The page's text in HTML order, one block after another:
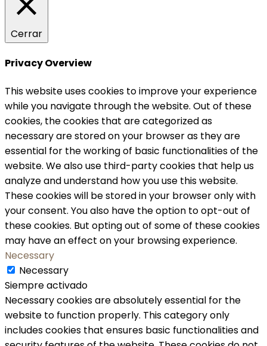
Cerrar
Privacy Overview
This website uses cookies to improve your experience
while you navigate through the website. Out of these
cookies, the cookies that are categorized as
necessary are stored on your browser as they are
essential for the working of basic functionalities of the
website. We also use third-party cookies that help us
analyze and understand how you use this website.
These cookies will be stored in your browser only with
your consent. You also have the option to opt-out of
these cookies. But opting out of some of these cookies
may have an effect on your browsing experience.
Necessary
Necessary
Siempre activado
Necessary cookies are absolutely essential for the
website to function properly. This category only
includes cookies that ensures basic functionalities and